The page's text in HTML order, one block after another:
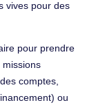
vives pour des
pour prendre
comptes,
ou